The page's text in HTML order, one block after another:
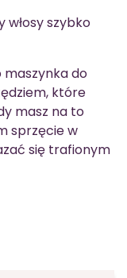
włosy szybko
maszynka do
które
masz na to
sprzęcie w
się trafionym